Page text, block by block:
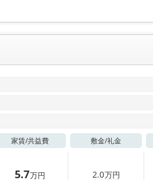
家賃/共益費 敷金/礼金
5.7万円 2.0万円